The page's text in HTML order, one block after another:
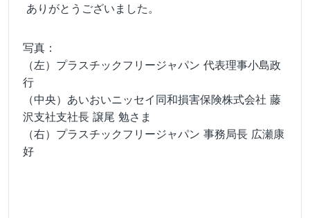
ありがとうございました。
写真：
（左）プラスチックフリージャパン 代表理事小島政
行
（中央）あいおいニッセイ同和損害保険株式会社 藤
沢支社支社長 譲尾 勉さま
（右）プラスチックフリージャパン 事務局長 広瀬康
好